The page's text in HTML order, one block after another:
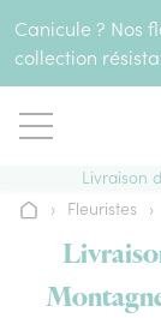
Canicule ? Nos
collection
Livraison
Accueil
› Fleuristes ›